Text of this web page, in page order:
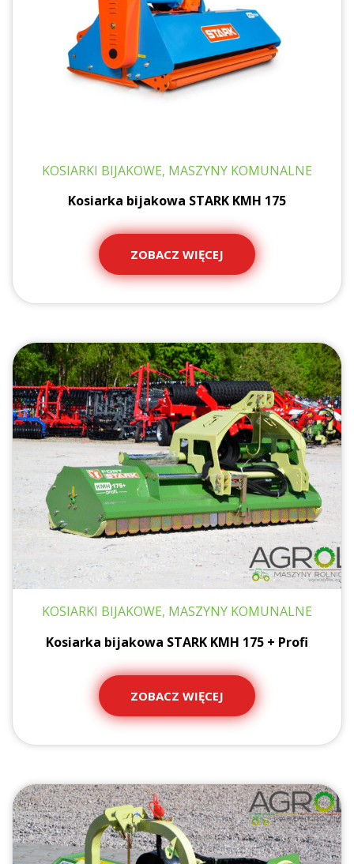
KOSIARKI BIJAKOWE, MASZYNY KOMUNALNE
Kosiarka bijakowa STARK KMH 175
ZOBACZ WIĘCEJ
KOSIARKI BIJAKOWE, MASZYNY KOMUNALNE
Kosiarka bijakowa STARK KMH 175 + Profi
ZOBACZ WIĘCEJ